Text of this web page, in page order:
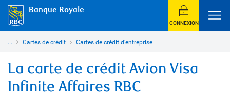
Banque Royale
CONNEXION
... Cartes de crédit Cartes de crédit d’entreprise
La carte de crédit Avion Visa
Infinite Affaires RBC